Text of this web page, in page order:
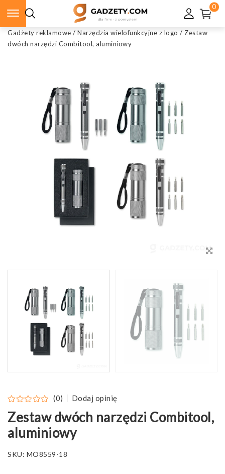
0
Gadżety reklamowe / Narzędzia wielofunkcyjne z logo / Zestaw
dwóch narzędzi Combitool, aluminiowy
(0) Dodaj opinię
Zestaw dwóch narzędzi Combitool,
aluminiowy
SKU: MO8559-18